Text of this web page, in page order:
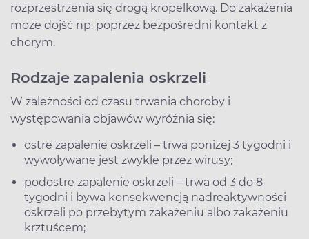
rozprzestrzenia się drogą kropelkową. Do zakażenia
może dojść np. poprzez bezpośredni kontakt z
chorym.
Rodzaje zapalenia oskrzeli
W zależności od czasu trwania choroby i
występowania objawów wyróżnia się:
ostre zapalenie oskrzeli – trwa poniżej 3 tygodni i
wywoływane jest zwykle przez wirusy;
podostre zapalenie oskrzeli – trwa od 3 do 8
tygodni i bywa konsekwencją nadreaktywności
oskrzeli po przebytym zakażeniu albo zakażeniu
krztuścem;